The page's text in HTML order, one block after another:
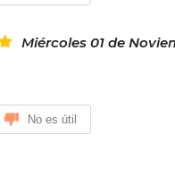
Miércoles 01 de
No es útil